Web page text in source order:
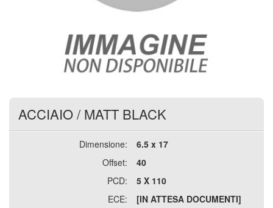
ACCIAIO/ MATT BLACK
Dimensione:
6.5 x 17
Offset:
40
PCD:
5 X 110
ECE:
[IN ATTESA DOCUMENTI]